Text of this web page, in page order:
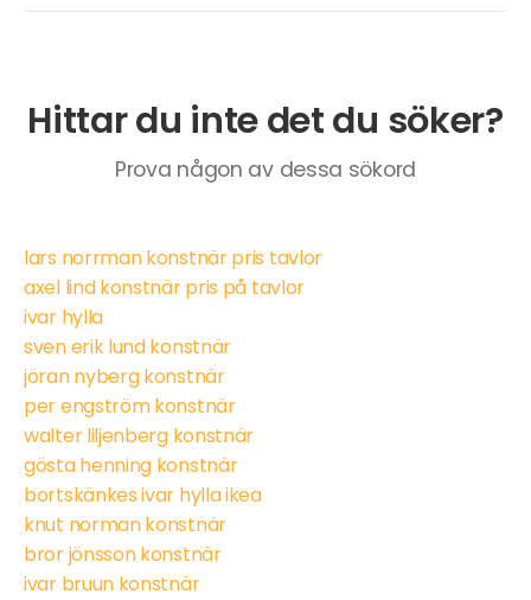
Hittar du inte det du söker?
Prova någon av dessa sökord
lars norrman konstnär pris tavlor
axel lind konstnär pris på tavlor
ivar hylla
sven erik lund konstnär
jöran nyberg konstnär
per engström konstnär
walter liljenberg konstnär
gösta henning konstnär
bortskänkes ivar hylla ikea
knut norman konstnär
bror jönsson konstnär
ivar bruun konstnär